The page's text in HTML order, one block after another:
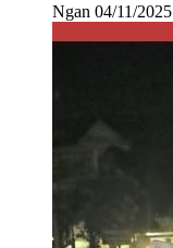
Ngan 04/11/2025